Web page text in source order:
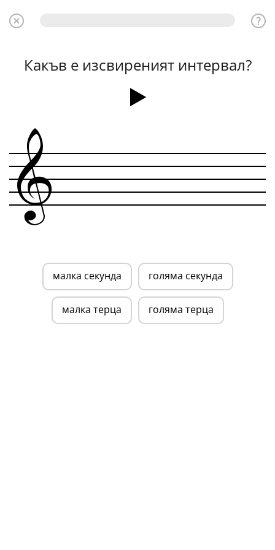
Какъв е изсвиреният интервал?
&
малка секунда голяма секунда
малка терца голяма терца